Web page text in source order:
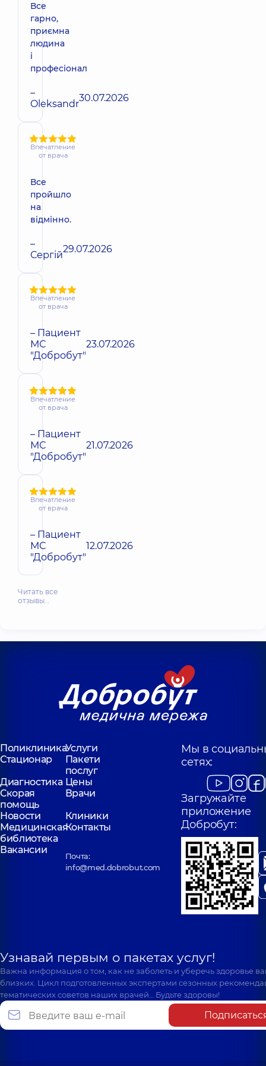
Все
гарно,
приємна
людина
і
професіонал
–
Oleksandr30.07.2026
Впечатление
от врача
Все
пройшло
на
відмінно.
–
Сергій29.07.2026
Впечатление
от врача
– Пациент
МС
"Добробут"
23.07.2026
Впечатление
от врача
– Пациент
МС
"Добробут"
21.07.2026
Впечатление
от врача
– Пациент
МС
"Добробут"
12.07.2026
Читать все
отзывы…
ПоликлиникаУслуги
Стационар
Пакети
послуг
Диагностика Цены
Скорая
помощь
Врачи
Новости
Клиники
Медицинская
библиотека
Контакты
Вакансии
Почта:
info@med.dobrobut.com
Мы в
сетях:
Загружайте
приложение
Добробут:
Узнавай первым о пакетах услуг!
Важна информация о том, как не заболеть и уберечь здоровье
близких. Цикл подготовленных экспертами сезонных
тематических советов наших врачей… Будьте здоровы!